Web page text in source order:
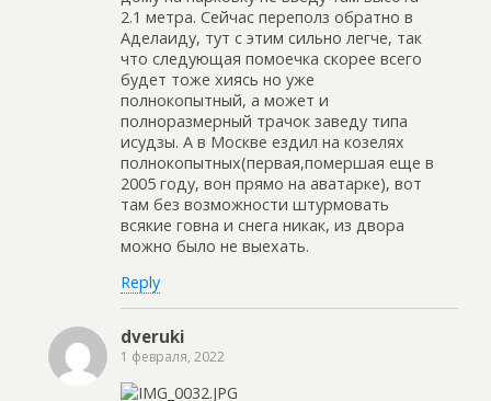
2.1 метра. Сейчас переполз обратно в
Аделаиду, тут с этим сильно легче, так
что следующая помоечка скорее всего
будет тоже хиясь но уже
полнокопытный, а может и
полноразмерный трачок заведу типа
исудзы. А в Москве ездил на козелях
полнокопытных(первая,помершая еще в
2005 году, вон прямо на аватарке), вот
там без возможности штурмовать
всякие говна и снега никак, из двора
можно было не выехать.
Reply
dveruki
1 февраля, 2022